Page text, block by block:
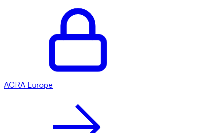
AGRA Europe